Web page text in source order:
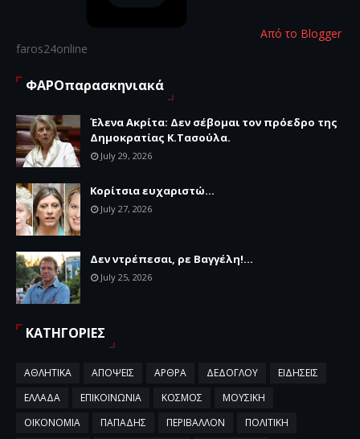
Από το Blogger
faros24online
ΦΑΡΟπαρασκηνιακά
Έλενα Ακρίτα: Δεν σέβομαι τον πρόεδρο της
Δημοκρατίας Κ.Τασούλα.
July 29, 2026
Κορίτσια ευχαριστώ...
July 27, 2026
Δεν ντρέπεσαι, ρε Βαγγέλη!...
July 25, 2026
ΚΑΤΗΓΟΡΙΕΣ
ΑΘΛΗΤΙΚΑ ΑΠΟΨΕΙΣ ΑΡΘΡΑ ΔΕΔΟΓΛΟΥ
ΕΙΔΗΣΕΙΣ
ΕΛΛΑΔΑ
ΕΠΙΚΟΙΝΩΝΙΑ ΚΟΣΜΟΣ
ΜΟΥΣΙΚΗ
ΟΙΚΟΝΟΜΙΑ
ΠΑΠΑΔΗΣ ΠΕΡΙΒΑΛΛΟΝ
ΠΟΛΙΤΙΚΗ